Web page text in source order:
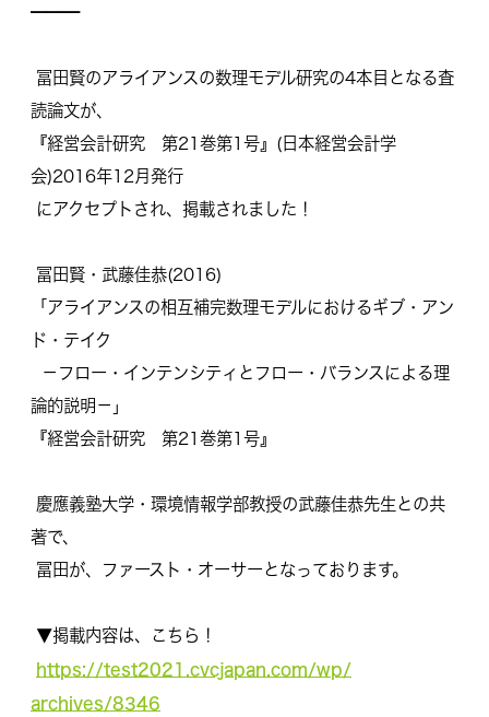
━━━
冨田賢のアライアンスの数理モデル研究の4本目となる査
読論文が、
『経営会計研究 第21巻第1号』(日本経営会計学
会)2016年12月発行
にアクセプトされ、掲載されました！
冨田賢・武藤佳恭(2016)
「アライアンスの相互補完数理モデルにおけるギブ・アン
ド・ テイク
－フロー・インテンシティとフロー・バランスによる理
論的説明－ 」
『経営会計研究 第21巻第1号』
慶應義塾大学・環境情報学部教授の武藤佳恭先生との共
著で、
冨田が、ファースト・オーサーとなっております。
▼掲載内容は、こちら！
https://test2021.cvcjapan.com/wp/
archives/8346